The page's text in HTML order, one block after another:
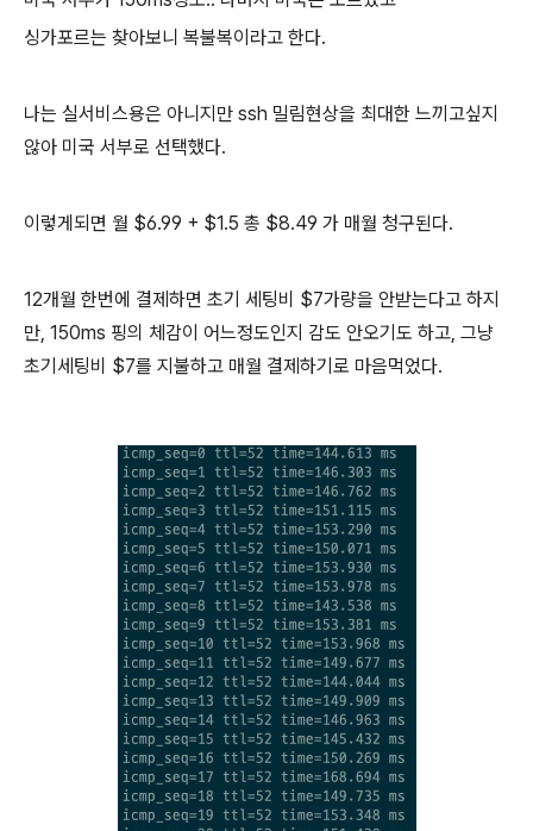
싱가포르는 찾아보니 복불복이라고 한다.
나는 실서비스용은 아니지만 ssh 밀림현상을 최대한 느끼고싶지
않아 미국 서부로 선택했다.
이렇게되면 월 $6.99 + $1.5 총 $8.49 가 매월 청구된다.
12개월 한번에 결제하면 초기 세팅비 $7가량을 안받는다고 하지
만, 150ms 핑의 체감이 어느정도인지 감도 안오기도 하고, 그냥
초기세팅비 $7를 지불하고 매월 결제하기로 마음먹었다.